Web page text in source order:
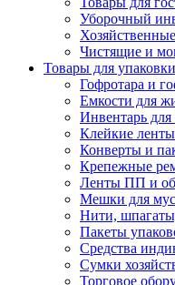
Уборочный
Чистящие и
Товары для упаковки
Гофротара и
Емкости для
Инвентарь для
Клейкие
Конверты и
Крепежные
Ленты ПП и
Мешки для
Нити,
Пакеты
Средства
Сумки
Торговое